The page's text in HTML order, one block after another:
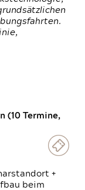
(10 Termine,
+
beim